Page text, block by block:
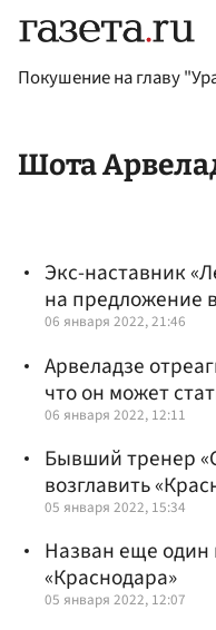
Покушение на главу
Шота
Экс-наставник
на предложение
06 января 2022, 21:46
Арвеладзе
что он может
06 января 2022, 12:11
Бывший тренер
возглавить
05 января 2022, 15:34
Назван еще один
«Краснодара»
05 января 2022, 12:07